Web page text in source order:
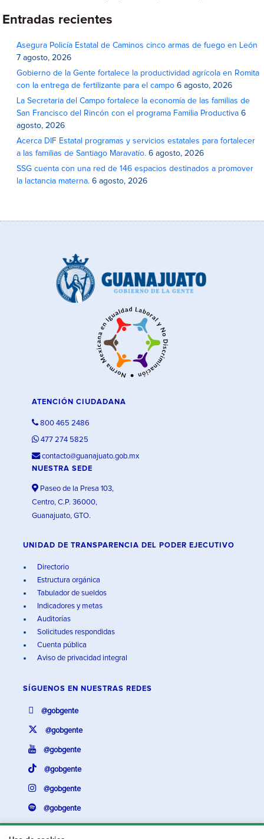
Entradas recientes
Asegura Policía Estatal de Caminos cinco armas de fuego en León
7 agosto, 2026
Gobierno de la Gente fortalece la productividad agrícola en Romita
con la entrega de fertilizante para el campo 6 agosto, 2026
La Secretaria del Campo fortalece la economía de las familias de
San Francisco del Rincón con el programa Familia Productiva 6
agosto, 2026
Acerca DIF Estatal programas y servicios estatales para fortalecer
a las familias de Santiago Maravatío. 6 agosto, 2026
SSG cuenta con una red de 146 espacios destinados a promover
la lactancia materna. 6 agosto, 2026
ATENCIÓN CIUDADANA
800 465 2486
477 274 5825
contacto@guanajuato.gob.mx
NUESTRA SEDE
Paseo de la Presa 103,
Centro, C.P. 36000,
Guanajuato, GTO.
UNIDAD DE TRANSPARENCIA DEL PODER EJECUTIVO
Directorio
Estructura orgánica
Tabulador de sueldos
Indicadores y metas
Auditorías
Solicitudes respondidas
Cuenta pública
Aviso de privacidad integral
SÍGUENOS EN NUESTRAS REDES
@gobgente
@gobgente
@gobgente
@gobgente
@gobgente
@gobgente